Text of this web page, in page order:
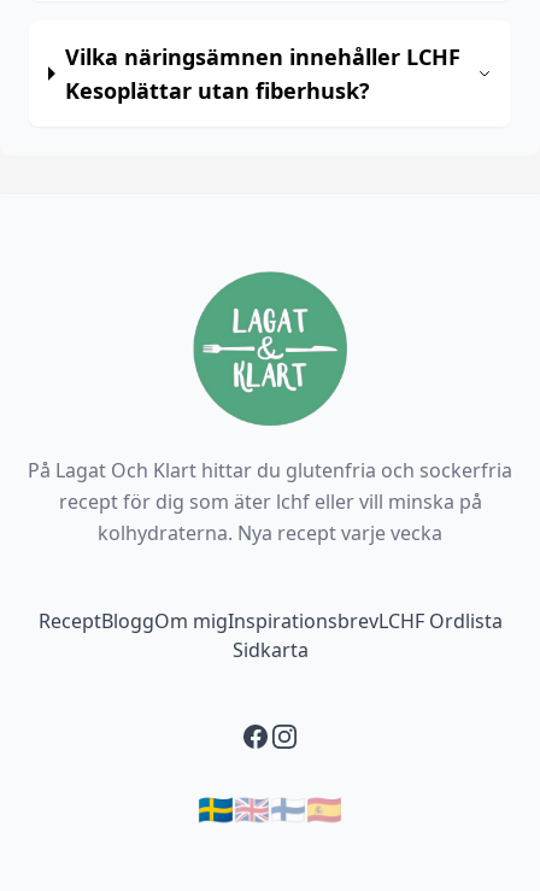
Vilka näringsämnen innehåller LCHF
Kesoplättar utan fiberhusk?
På Lagat Och Klart hittar du glutenfria och sockerfria
recept för dig som äter lchf eller vill minska på
kolhydraterna. Nya recept varje vecka
Footer navigation
ReceptBloggOm migInspirationsbrevLCHF Ordlista
Sidkarta
Facebook
Instagram
🇸🇪🇬🇧🇫🇮🇪🇸